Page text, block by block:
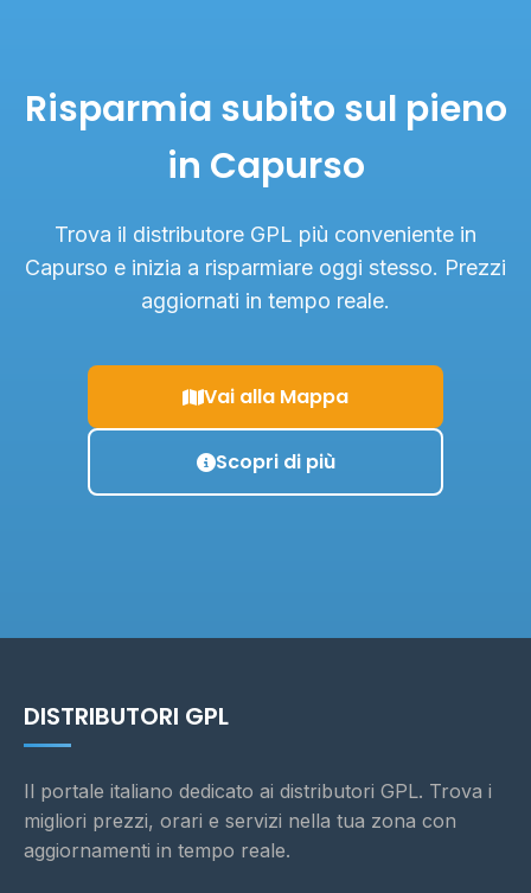
Risparmia subito sul pieno
in Capurso
Trova il distributore GPL più conveniente in
Capurso e inizia a risparmiare oggi stesso. Prezzi
aggiornati in tempo reale.
Vai alla Mappa
Scopri di più
DISTRIBUTORI GPL
Il portale italiano dedicato ai distributori GPL. Trova i
migliori prezzi, orari e servizi nella tua zona con
aggiornamenti in tempo reale.